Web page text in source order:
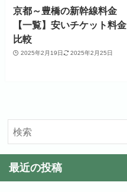
京都～豊橋の新幹線料金
【一覧】安いチケット料金
比較
2025年2月19日 2025年2月25日
最近の投稿